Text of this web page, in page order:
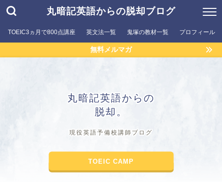
丸暗記英語からの脱却ブログ
TOEIC3ヵ月で800点講座 英文法一覧 鬼塚の教材一覧 プロフィール
無料メルマガ
丸暗記英語からの
脱却。
現役英語予備校講師ブログ
TOEIC CAMP